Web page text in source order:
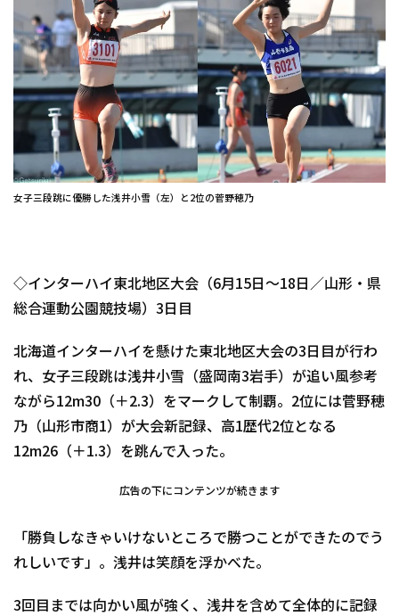
女子三段跳に優勝した浅井小雪（左）と2位の菅野穂乃
◇インターハイ東北地区大会（6月15日～18日／山形・県
総合運動公園競技場）3日目
北海道インターハイを懸けた東北地区大会の3日目が行わ
れ、女子三段跳は浅井小雪（盛岡南3岩手）が追い風参考
ながら12m30（＋2.3）をマークして制覇。2位には菅野穂
乃（山形市商1）が大会新記録、高1歴代2位となる
12m26（＋1.3）を跳んで入った。
広告の下にコンテンツが続きます
「勝負しなきゃいけないところで勝つことができたのでう
れしいです」。浅井は笑顔を浮かべた。
3回目までは向かい風が強く、浅井を含めて全体的に記録